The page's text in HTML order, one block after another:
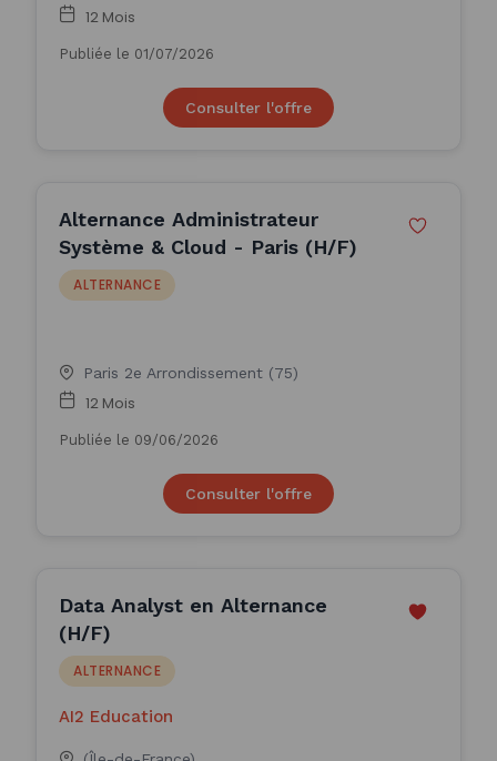
12 Mois
Publiée le 01/07/2026
Consulter l'offre
Alternance Administrateur
Système & Cloud - Paris (H/F)
ALTERNANCE
Paris 2e Arrondissement (75)
12 Mois
Publiée le 09/06/2026
Consulter l'offre
Data Analyst en Alternance
(H/F)
ALTERNANCE
AI2 Education